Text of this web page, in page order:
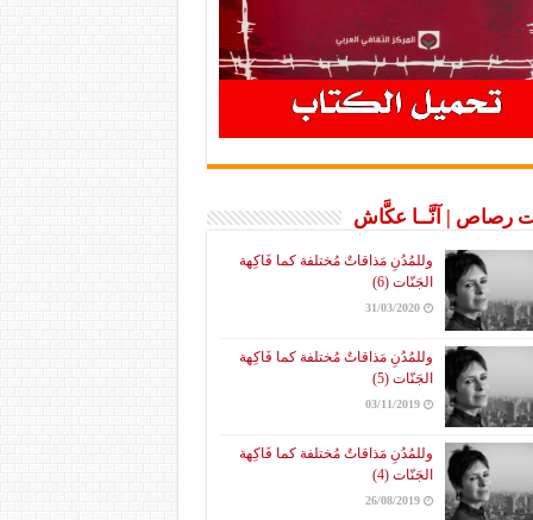
رصاص | آنَّــا عكَّاش
وللمُدُنِ مَذاقاتٌ مُختلفة كما فَاكِهة
الجَنّات (6)
31/03/2020
وللمُدُنِ مَذاقاتٌ مُختلفة كما فَاكِهة
الجَنّات (5)
03/11/2019
وللمُدُنِ مَذاقاتٌ مُختلفة كما فَاكِهة
الجَنّات (4)
26/08/2019